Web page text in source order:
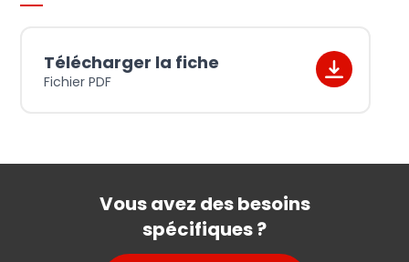
Télécharger la fiche
Fichier PDF
Vous avez des besoins
spécifiques ?